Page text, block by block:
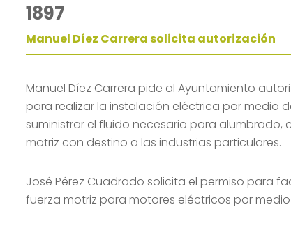
1897
Manuel Díez Carrera solicita autorización
Manuel Díez Carrera pide al Ayuntamiento
para realizar la instalación eléctrica por medio
suministrar el fluido necesario para alumbrado,
motriz con destino a las industrias particulares.
José Pérez Cuadrado solicita el permiso para
fuerza motriz para motores eléctricos por